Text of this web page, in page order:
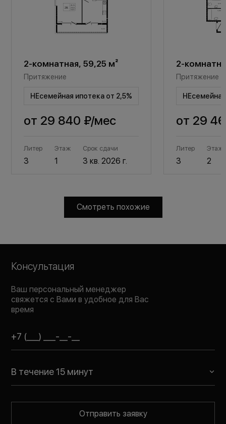
2-комнатная, 59,25 м²
Притяжение
НЕсемейная ипотека от 2,5%
от 29 840 ₽/мес
Литер
3
Этаж
1
Срок сдачи
3 кв. 2026 г.
2-
Притяжение
от 29
Литер
3
Этаж
2
Смотреть похожие
Консультация
Ваш персональный менеджер
свяжется с Вами в удобное для Вас
время
В течение 15 минут
Отправить заявку